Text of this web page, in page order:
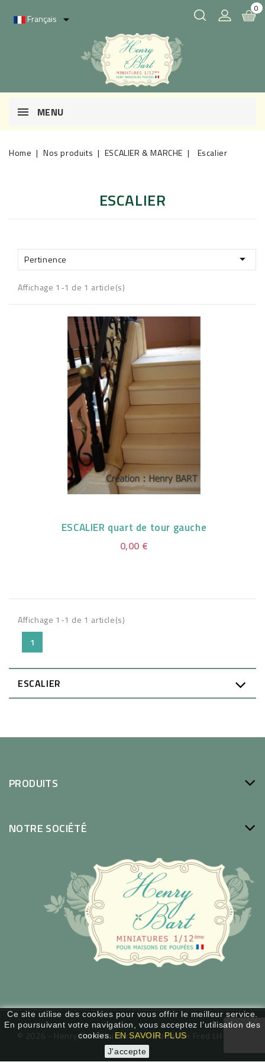
Français 
0
MENU
Home Nos produits ESCALIER & MARCHE Escalier
ESCALIER
Pertinence 
Affichage 1-1 de 1 article(s)
ESCALIER quart de tour gauche
0,00 €
Affichage 1-1 de 1 article(s)
1
ESCALIER
PRODUITS
NOTRE SOCIÉTÉ
Ce site utilise des cookies pour vous offrir le meilleur service.
En poursuivant votre navigation, vous acceptez l’utilisation des
cookies.EN SAVOIR PLUS
J'accepte
© 2026 - Henry Bart Miniatures -Réalisation Fred LH / WSP